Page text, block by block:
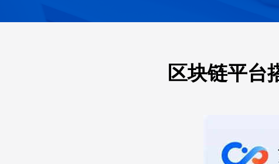
区块链平台